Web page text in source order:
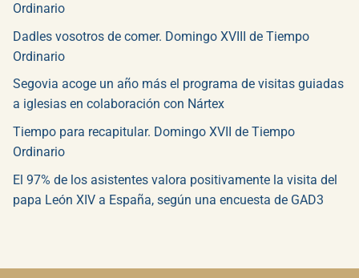
Ordinario
Dadles vosotros de comer. Domingo XVIII de Tiempo
Ordinario
Segovia acoge un año más el programa de visitas guiadas
a iglesias en colaboración con Nártex
Tiempo para recapitular. Domingo XVII de Tiempo
Ordinario
El 97% de los asistentes valora positivamente la visita del
papa León XIV a España, según una encuesta de GAD3